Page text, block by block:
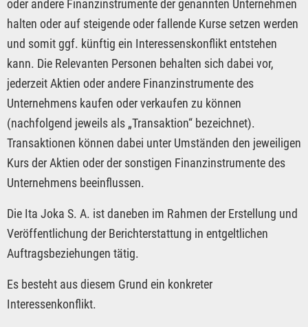
oder andere Finanzinstrumente der genannten Unternehmen
halten oder auf steigende oder fallende Kurse setzen werden
und somit ggf. künftig ein Interessenskonflikt entstehen
kann. Die Relevanten Personen behalten sich dabei vor,
jederzeit Aktien oder andere Finanzinstrumente des
Unternehmens kaufen oder verkaufen zu können
(nachfolgend jeweils als „Transaktion“ bezeichnet).
Transaktionen können dabei unter Umständen den jeweiligen
Kurs der Aktien oder der sonstigen Finanzinstrumente des
Unternehmens beeinflussen.
Die Ita Joka S. A. ist daneben im Rahmen der Erstellung und
Veröffentlichung der Berichterstattung in entgeltlichen
Auftragsbeziehungen tätig.
Es besteht aus diesem Grund ein konkreter
Interessenkonflikt.